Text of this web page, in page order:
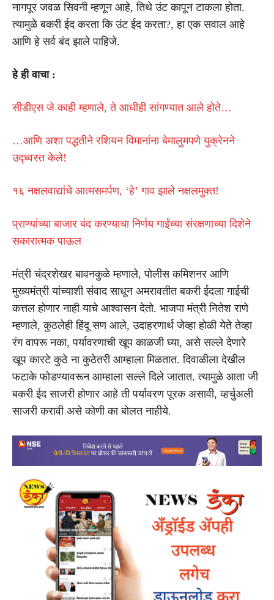
नागपूर जवळ सिवनी म्हणून आहे, तिथे उंट कापून टाकला होता.
त्यामुळे बकरी ईद करता कि उंट ईद करता?, हा एक सवाल आहे
आणि हे सर्व बंद झाले पाहिजे.
हे ही वाचा :
सीडीएस जे काही म्हणाले, ते आधीही सांगण्यात आले होते…
…आणि अशा पद्धतीने रशियन विमानांना बेमालुमपणे युक्रेनने
उद्ध्वस्त केले!
१६ नक्षलवाद्यांचे आत्मसमर्पण, ‘हे’ गाव झाले नक्षलमुक्त!
प्राण्यांच्या बाजार बंद करण्याचा निर्णय गाईंच्या संरक्षणाच्या दिशेने
सकारात्मक पाऊल
मंत्री चंद्रशेखर बावनकुळे म्हणाले, पोलीस कमिशनर आणि
मुख्यमंत्री यांच्याशी संवाद साधून अमरावतीत बकरी ईदला गाईची
कत्तल होणार नाही याचे आश्वासन देतो. भाजपा मंत्री नितेश राणे
म्हणाले, कुठलेही हिंदू सण आले, उदाहरणार्थ जेव्हा होळी येते तेव्हा
रंग वापरू नका, पर्यावरणाची खूप काळजी घ्या, असे सल्ले देणारे
खूप कारटे कुठे ना कुठेतरी आम्हाला मिळतात. दिवाळीला देखील
फटाके फोडण्यावरून आम्हाला सल्ले दिले जातात. त्यामुळे आता जी
बकरी ईद साजरी होणार आहे ती पर्यावरण पूरक असावी, व्हर्चुअली
साजरी करावी असे कोणी का बोलत नाहीये.